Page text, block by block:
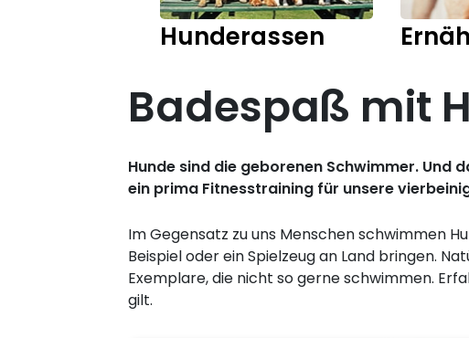
Hunderassen
Badespaß mit
Hunde sind die geborenen Schwimmer. Und
ein prima Fitnesstraining für unsere
Im Gegensatz zu uns Menschen schwimmen
Beispiel oder ein Spielzeug an Land bringen.
Exemplare, die nicht so gerne schwimmen.
gilt.